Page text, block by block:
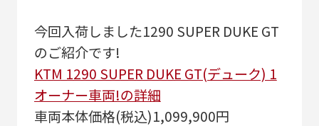
今回入荷しました1290 SUPER DUKE GT
のご紹介です!
KTM 1290 SUPER DUKE GT(デューク) 1
オーナー車両!の詳細
車両本体価格(税込)1,099,900円